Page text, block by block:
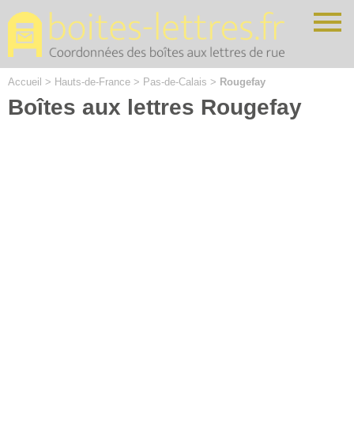
Accueil > Hauts-de-France > Pas-de-Calais > Rougefay
Boîtes aux lettres Rougefay